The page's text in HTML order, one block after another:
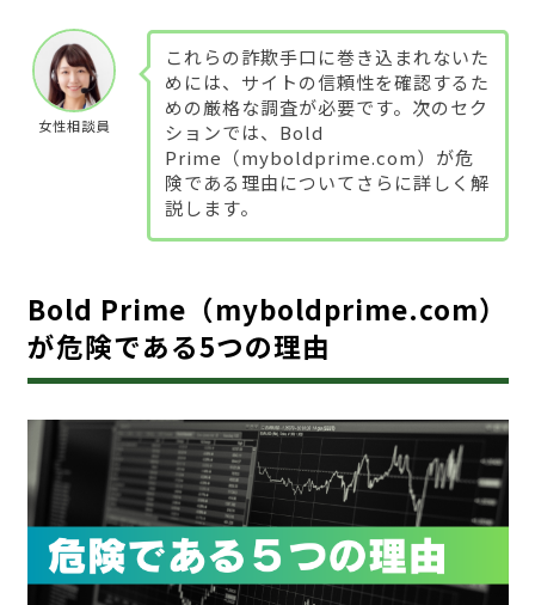
女性相談員
これらの詐欺手口に巻き込まれないた
めには、サイトの信頼性を確認するた
めの厳格な調査が必要です。次のセク
ションでは、Bold
Prime（myboldprime.com）が危
険である理由についてさらに詳しく解
説します。
Bold Prime（myboldprime.com）
が危険である5つの理由